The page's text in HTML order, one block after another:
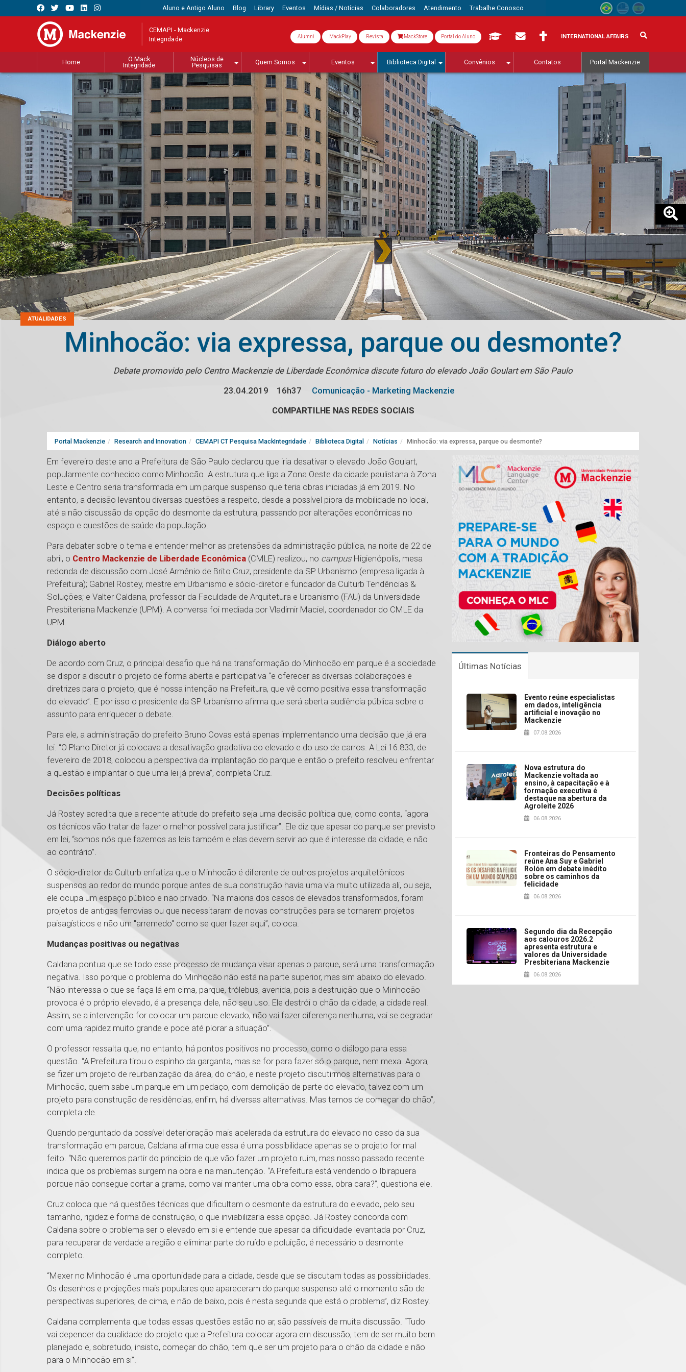
Aluno e Antigo Aluno Blog Library Eventos Mídias / Notícias Colaboradores Atendimento Trabalhe Conosco
CEMAPI - Mackenzie
Integridade Alumni MackPlay Revista MackStore Portal do Aluno INTERNATIONAL AFFAIRS
Home
O Mack
Integridade
Núcleos de
Pesquisas
Quem Somos Eventos Biblioteca Digital Convênios Contatos Portal Mackenzie
ATUALIDADES
Minhocão: via expressa, parque ou desmonte?
Debate promovido pelo Centro Mackenzie de Liberdade Econômica discute futuro do elevado João Goulart em São Paulo
23.04.2019
16h37
Comunicação - Marketing Mackenzie
COMPARTILHE NAS REDES SOCIAIS
Portal Mackenzie Research and Innovation CEMAPI CT Pesquisa MackIntegridade Biblioteca Digital Notícias Minhocão: via expressa, parque ou desmonte?
Em fevereiro deste ano a Prefeitura de São Paulo declarou que iria desativar o elevado João Goulart,
popularmente conhecido como Minhocão. A estrutura que liga a Zona Oeste da cidade paulistana à Zona
Leste e Centro seria transformada em um parque suspenso que teria obras iniciadas já em 2019. No
entanto, a decisão levantou diversas questões a respeito, desde a possível piora da mobilidade no local,
até a não discussão da opção do desmonte da estrutura, passando por alterações econômicas no
espaço e questões de saúde da população.
Para debater sobre o tema e entender melhor as pretensões da administração pública, na noite de 22 de
abril, o Centro Mackenzie de Liberdade Econômica (CMLE) realizou, no campus Higienópolis, mesa
redonda de discussão com José Armênio de Brito Cruz, presidente da SP Urbanismo (empresa ligada à
Prefeitura); Gabriel Rostey, mestre em Urbanismo e sócio-diretor e fundador da Culturb Tendências &
Soluções; e Valter Caldana, professor da Faculdade de Arquitetura e Urbanismo (FAU) da Universidade
Presbiteriana Mackenzie (UPM). A conversa foi mediada por Vladimir Maciel, coordenador do CMLE da
UPM.
Diálogo aberto
De acordo com Cruz, o principal desafio que há na transformação do Minhocão em parque é a sociedade
se dispor a discutir o projeto de forma aberta e participativa “e oferecer as diversas colaborações e
diretrizes para o projeto, que é nossa intenção na Prefeitura, que vê como positiva essa transformação
do elevado”. E por isso o presidente da SP Urbanismo afirma que será aberta audiência pública sobre o
assunto para enriquecer o debate.
Para ele, a administração do prefeito Bruno Covas está apenas implementando uma decisão que já era
lei. “O Plano Diretor já colocava a desativação gradativa do elevado e do uso de carros. A Lei 16.833, de
fevereiro de 2018, colocou a perspectiva da implantação do parque e então o prefeito resolveu enfrentar
a questão e implantar o que uma lei já previa”, completa Cruz.
Decisões políticas
Já Rostey acredita que a recente atitude do prefeito seja uma decisão política que, como conta, “agora
os técnicos vão tratar de fazer o melhor possível para justificar”. Ele diz que apesar do parque ser previsto
em lei, “somos nós que fazemos as leis também e elas devem servir ao que é interesse da cidade, e não
ao contrário”.
O sócio-diretor da Culturb enfatiza que o Minhocão é diferente de outros projetos arquitetônicos
suspensos ao redor do mundo porque antes de sua construção havia uma via muito utilizada ali, ou seja,
ele ocupa um espaço público e não privado. “Na maioria dos casos de elevados transformados, foram
projetos de antigas ferrovias ou que necessitaram de novas construções para se tornarem projetos
paisagísticos e não um "arremedo" como se quer fazer aqui”, coloca.
Mudanças positivas ou negativas
Caldana pontua que se todo esse processo de mudança visar apenas o parque, será uma transformação
negativa. Isso porque o problema do Minhocão não está na parte superior, mas sim abaixo do elevado.
“Não interessa o que se faça lá em cima, parque, trólebus, avenida, pois a destruição que o Minhocão
provoca é o próprio elevado, é a presença dele, não seu uso. Ele destrói o chão da cidade, a cidade real.
Assim, se a intervenção for colocar um parque elevado, não vai fazer diferença nenhuma, vai se degradar
com uma rapidez muito grande e pode até piorar a situação”.
O professor ressalta que, no entanto, há pontos positivos no processo, como o diálogo para essa
questão. “A Prefeitura tirou o espinho da garganta, mas se for para fazer só o parque, nem mexa. Agora,
se fizer um projeto de reurbanização da área, do chão, e neste projeto discutirmos alternativas para o
Minhocão, quem sabe um parque em um pedaço, com demolição de parte do elevado, talvez com um
projeto para construção de residências, enfim, há diversas alternativas. Mas temos de começar do chão”,
completa ele.
Quando perguntado da possível deterioração mais acelerada da estrutura do elevado no caso da sua
transformação em parque, Caldana afirma que essa é uma possibilidade apenas se o projeto for mal
feito. “Não queremos partir do princípio de que vão fazer um projeto ruim, mas nosso passado recente
indica que os problemas surgem na obra e na manutenção. “A Prefeitura está vendendo o Ibirapuera
porque não consegue cortar a grama, como vai manter uma obra como essa, obra cara?”, questiona ele.
Cruz coloca que há questões técnicas que dificultam o desmonte da estrutura do elevado, pelo seu
tamanho, rigidez e forma de construção, o que inviabilizaria essa opção. Já Rostey concorda com
Caldana sobre o problema ser o elevado em si e entende que apesar da dificuldade levantada por Cruz,
para recuperar de verdade a região e eliminar parte do ruído e poluição, é necessário o desmonte
completo.
“Mexer no Minhocão é uma oportunidade para a cidade, desde que se discutam todas as possibilidades.
Os desenhos e projeções mais populares que apareceram do parque suspenso até o momento são de
perspectivas superiores, de cima, e não de baixo, pois é nesta segunda que está o problema”, diz Rostey.
Caldana complementa que todas essas questões estão no ar, são passíveis de muita discussão. “Tudo
vai depender da qualidade do projeto que a Prefeitura colocar agora em discussão, tem de ser muito bem
planejado e, sobretudo, insisto, começar do chão, tem que ser um projeto para o chão da cidade e não
para o Minhocão em si”.
Últimas Notícias
Evento reúne especialistas
em dados, inteligência
artificial e inovação no
Mackenzie
07.08.2026
Nova estrutura do
Mackenzie voltada ao
ensino, à capacitação e à
formação executiva é
destaque na abertura da
Agroleite 2026
06.08.2026
Fronteiras do Pensamento
reúne Ana Suy e Gabriel
Rolón em debate inédito
sobre os caminhos da
felicidade
06.08.2026
Segundo dia da Recepção
aos calouros 2026.2
apresenta estrutura e
valores da Universidade
Presbiteriana Mackenzie
06.08.2026
Mackenzie recepciona os
semestre de 2026